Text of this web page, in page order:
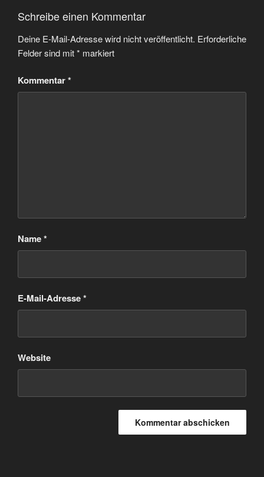
Schreibe einen Kommentar
Deine E-Mail-Adresse wird nicht veröffentlicht. Erforderliche
Felder sind mit* markiert
Kommentar*
Name*
E-Mail-Adresse*
Website